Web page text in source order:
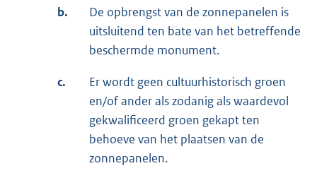
b.
De opbrengst van de zonnepanelen is
uitsluitend ten bate van het betreffende
beschermde monument.
c.
Er wordt geen cultuurhistorisch groen
en/of ander als zodanig als waardevol
gekwalificeerd groen gekapt ten
behoeve van het plaatsen van de
zonnepanelen.